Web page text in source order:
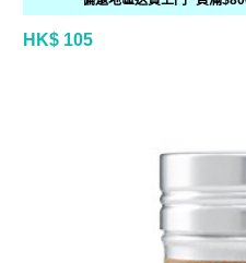
HK$ 105